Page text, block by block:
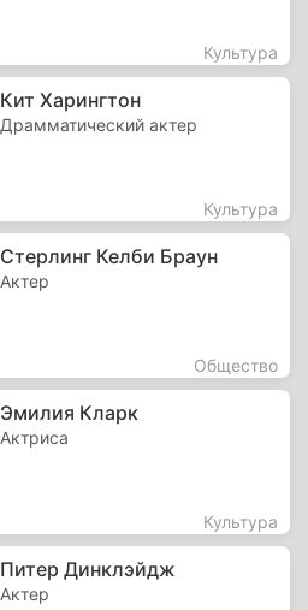
Культура
Кит Харингтон
Драмматический актер
Культура
Стерлинг Келби Браун
Актер
Общество
Эмилия Кларк
Актриса
Культура
Питер Динклэйдж
Актер